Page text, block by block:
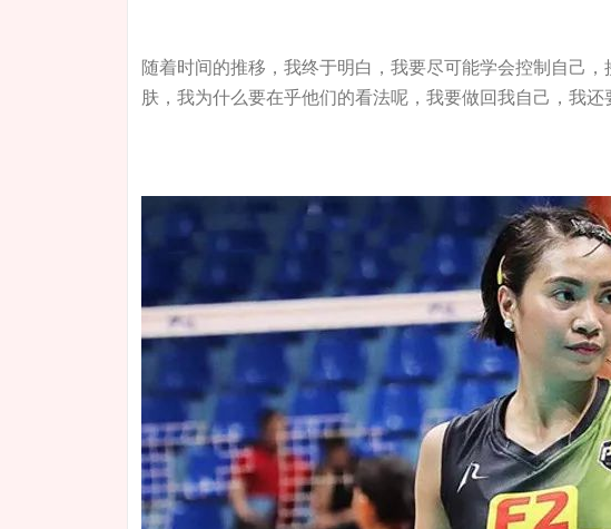
随着时间的推移，我终于明白，我要尽可能学会控制自己
肤，我为什么要在乎他们的看法呢，我要做回我自己，我